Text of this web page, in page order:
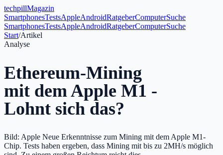
techpillMagazin
SmartphonesTestsAppleAndroidRatgeberComputerSuche
SmartphonesTestsAppleAndroidRatgeberComputerSuche
Start/Artikel
Analyse
Ethereum-Mining
mit dem Apple M1 -
Lohnt sich das?
Bild: Apple Neue Erkenntnisse zum Mining mit dem Apple M1-
Chip. Tests haben ergeben, dass Mining mit bis zu 2MH/s möglich